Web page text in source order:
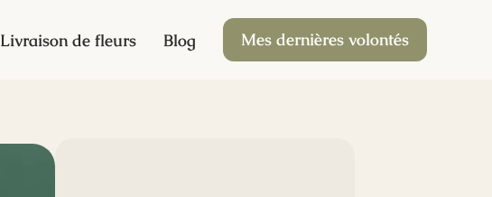
Livraison de fleurs Blog Mes dernières volontés